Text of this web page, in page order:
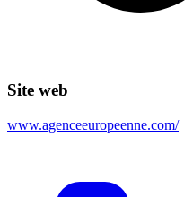
Site web
www.agenceeuropeenne.com/